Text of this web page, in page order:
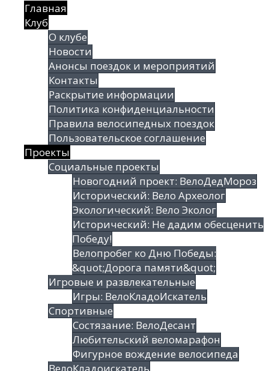
Главная
Клуб
О клубе
Новости
Анонсы поездок и мероприятий
Контакты
Раскрытие информации
Политика конфиденциальности
Правила велосипедных поездок
Пользовательское соглашение
Проекты
Социальные проекты
Новогодний проект: ВелоДедМороз
Исторический: Вело Археолог
Экологический: Вело Эколог
Исторический: Не дадим обесценить
Победу!
Велопробег ко Дню Победы:
&quot;Дорога памяти&quot;
Игровые и развлекательные
Игры: ВелоКладоИскатель
Спортивные
Состязание: ВелоДесант
Любительский веломарафон
Фигурное вождение велосипеда
ВелоКладоискатель